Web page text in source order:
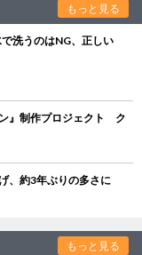
もっと見る
洗うのはNG、正しい
』制作プロジェクト ク
、約3年ぶりの多さに
もっと見る